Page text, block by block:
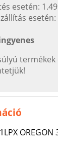
esetén:
esetén:
termékek